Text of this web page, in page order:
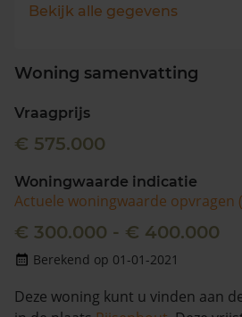
Bekijk alle gegevens
Woning samenvatting
Vraagprijs
€ 575.000
Woningwaarde indicatie
Actuele woningwaarde opvragen
€ 300.000 - € 400.000
Berekend op 01-01-2021
Deze woning kunt u vinden aan